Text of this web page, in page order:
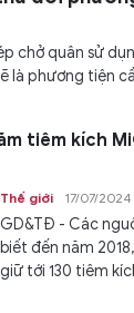
chở quân sử
là phương tiện
tiêm kích
Thế giới 17/07/
GD&TĐ - Các
biết đến năm
giữ tới 130 tiêm